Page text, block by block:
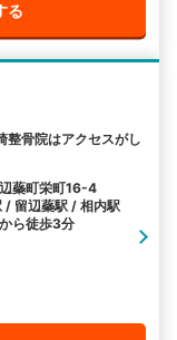
る
整骨院はアクセスがし
蘂町栄町16-4
/ 留辺蘂駅 / 相内駅
ら徒歩3分